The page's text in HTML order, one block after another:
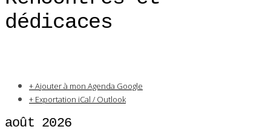
dédicaces
+ Ajouter à mon Agenda Google
+ Exportation iCal / Outlook
août 2026